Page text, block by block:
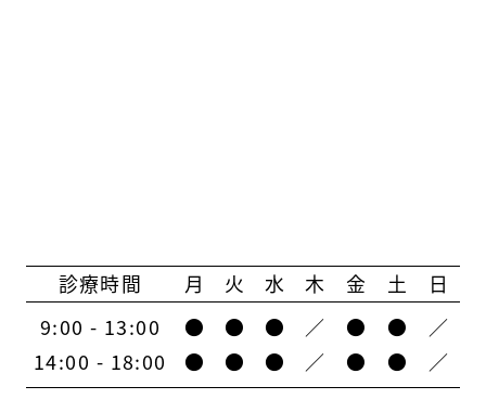
診療時間 月 火 水 木 金 土
日
9:00 - 13:00
● ● ● ／ ● ●
／
14:00 - 18:00
● ● ● ／ ● ● ／